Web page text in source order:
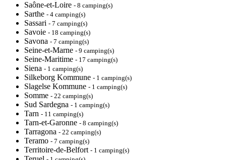
Saône-et-Loire - 8 camping(s)
Sarthe - 4 camping(s)
Sassari - 7 camping(s)
Savoie - 18 camping(s)
Savona - 7 camping(s)
Seine-et-Marne - 9 camping(s)
Seine-Maritime - 17 camping(s)
Siena - 1 camping(s)
Silkeborg Kommune - 1 camping(s)
Slagelse Kommune - 1 camping(s)
Somme - 22 camping(s)
Sud Sardegna - 1 camping(s)
Tarn - 11 camping(s)
Tarn-et-Garonne - 8 camping(s)
Tarragona - 22 camping(s)
Teramo - 7 camping(s)
Territoire-de-Belfort - 1 camping(s)